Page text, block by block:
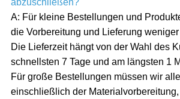
abzuschließen?
A: Für kleine Bestellungen und
die Vorbereitung und Lieferung weniger
Die Lieferzeit hängt von der Wahl des
schnellsten 7 Tage und am längsten 1
Für große Bestellungen müssen wir
einschließlich der